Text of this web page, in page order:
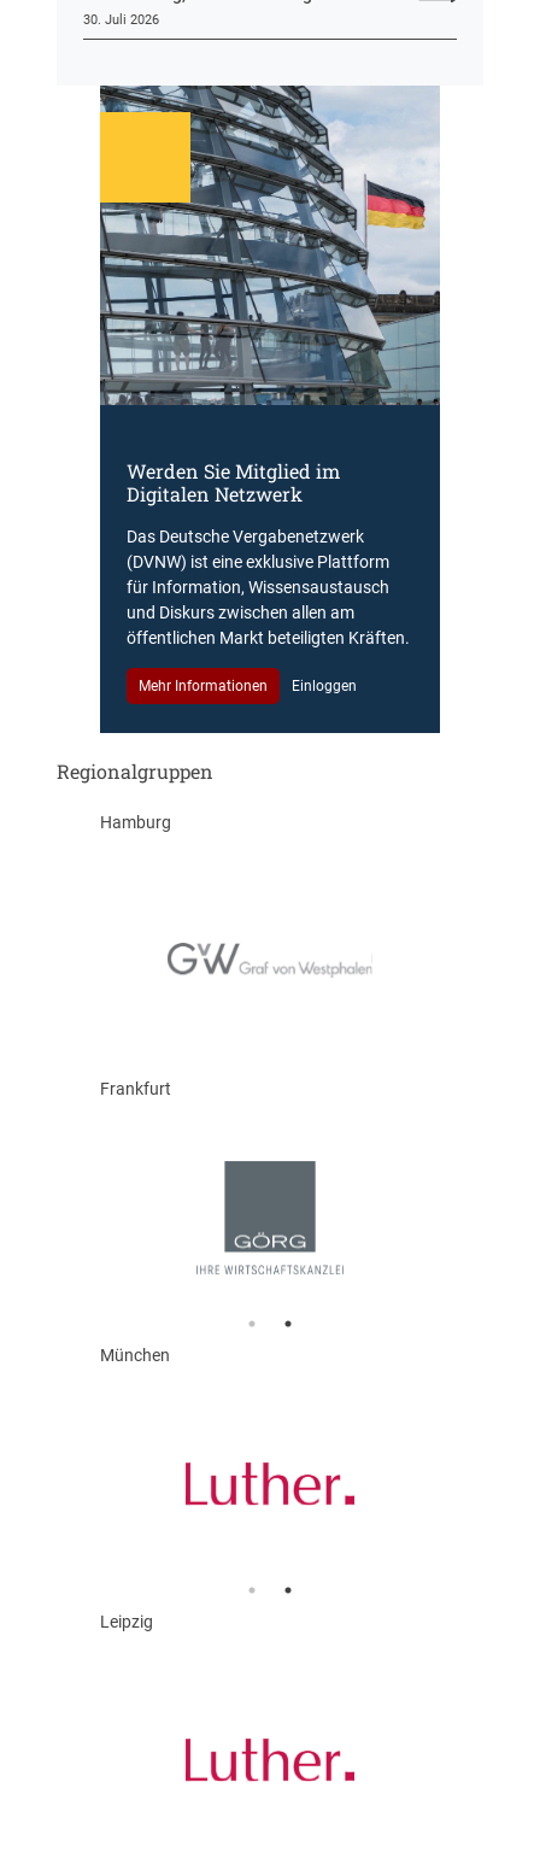
30. Juli 2026
Werden Sie Mitglied im
Digitalen Netzwerk
Das Deutsche Vergabenetzwerk
(DVNW) ist eine exklusive Plattform
für Information, Wissensaustausch
und Diskurs zwischen allen am
öffentlichen Markt beteiligten Kräften.
Mehr Informationen Einloggen
Regionalgruppen
Hamburg
Frankfurt
München
Leipzig